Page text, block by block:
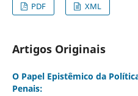
PDF
XML
Artigos Originais
O Papel Epistêmico da
Penais: